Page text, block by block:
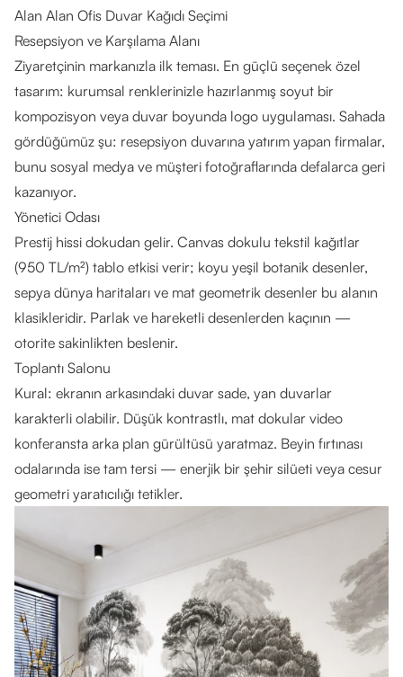
Alan Alan Ofis Duvar Kağıdı Seçimi
Resepsiyon ve Karşılama Alanı
Ziyaretçinin markanızla ilk teması. En güçlü seçenek özel
tasarım: kurumsal renklerinizle hazırlanmış soyut bir
kompozisyon veya duvar boyunda logo uygulaması. Sahada
gördüğümüz şu: resepsiyon duvarına yatırım yapan firmalar,
bunu sosyal medya ve müşteri fotoğraflarında defalarca geri
kazanıyor.
Yönetici Odası
Prestij hissi dokudan gelir. Canvas dokulu tekstil kağıtlar
(950 TL/m²) tablo etkisi verir; koyu yeşil botanik desenler,
sepya dünya haritaları ve mat geometrik desenler bu alanın
klasikleridir. Parlak ve hareketli desenlerden kaçının —
otorite sakinlikten beslenir.
Toplantı Salonu
Kural: ekranın arkasındaki duvar sade, yan duvarlar
karakterli olabilir. Düşük kontrastlı, mat dokular video
konferansta arka plan gürültüsü yaratmaz. Beyin fırtınası
odalarında ise tam tersi — enerjik bir şehir silüeti veya cesur
geometri yaratıcılığı tetikler.